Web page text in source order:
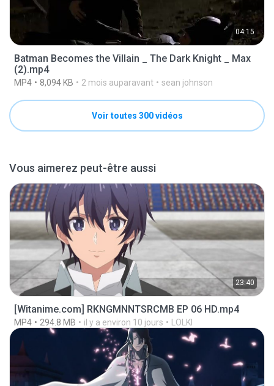
04:15
Batman Becomes the Villain _ The Dark Knight _ Max
(2).mp4
MP4 8,094 KB 2 mois auparavant sean johnson
Voir toutes 300 vidéos
Vous aimerez peut-être aussi
23:40
[Witanime.com] RKNGMNNTSRCMB EP 06 HD.mp4
MP4 294.8 MB il y a environ 10 jours LOLKI